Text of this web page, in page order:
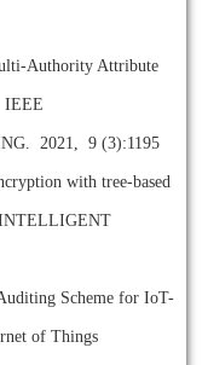
Authority Attribute
IEEE
2021, 9 (3):1195
with tree-based
Scheme for IoT-
of Things